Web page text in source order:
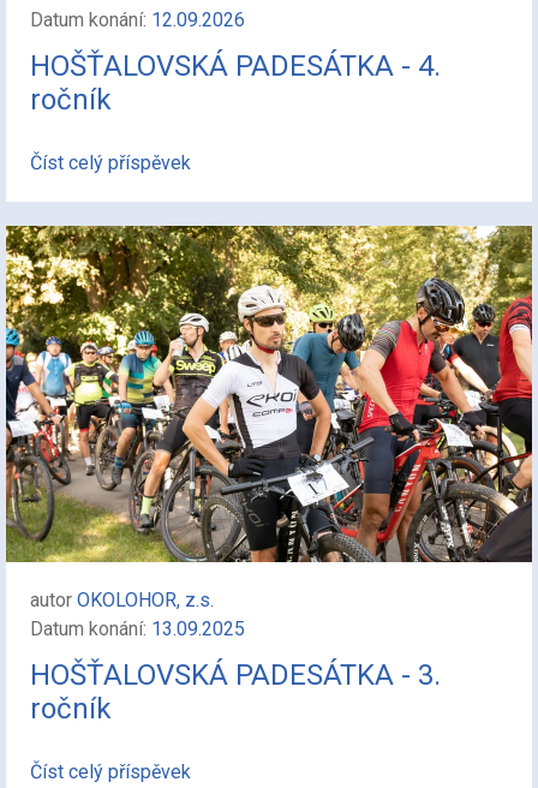
Datum konání: 12.09.2026
HOŠŤALOVSKÁ PADESÁTKA - 4.
ročník
Číst celý příspěvek
autor OKOLOHOR, z.s.
Datum konání: 13.09.2025
HOŠŤALOVSKÁ PADESÁTKA - 3.
ročník
Číst celý příspěvek